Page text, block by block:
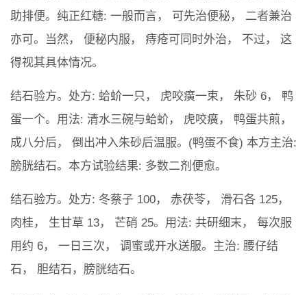
助排便。纯正红糖: 一般而言， 可先治便秘， 二者兼治
亦可。当然， 便秘内服， 痔疮可同时外治， 不过， 这
得视其具体情况。
结石验方。处方: 蛤蚧一只， 虎咬癀一束， 朱砂 6， 鸭
蛋一个。用法: 清水三碗与蛤蚧， 虎咬癀， 鸭蛋共煎，
成八分后， 倒出冲入朱砂后温服。(鸭蛋不食) 本方主治:
膀胱结石。本方试验结果: 多数二剂便愈。
结石验方。处方: 冬蔡子 100， 赤茯苓， 滑石各 125，
肉桂， 生甘草 13， 芒硝 25。用法: 共研细末， 每次服
用约 6， 一日三次， 调蜜或开水送服。主治: 腰仔结
石， 胆结石，膀胱结石。